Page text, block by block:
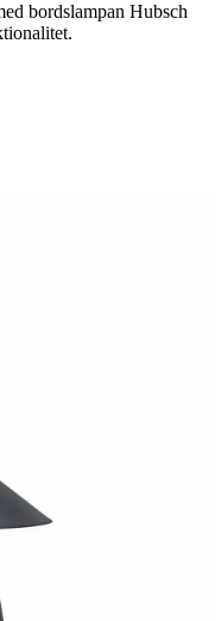
bordslampan Hubsch